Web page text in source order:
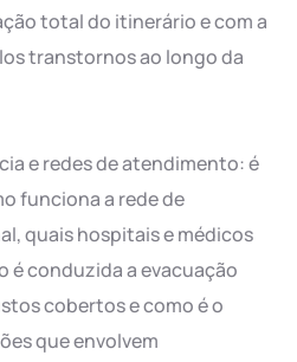
total do itinerário e com a
transtornos ao longo da
e redes de atendimento: é
funciona a rede de
quais hospitais e médicos
é conduzida a evacuação
cobertos e como é o
que envolvem